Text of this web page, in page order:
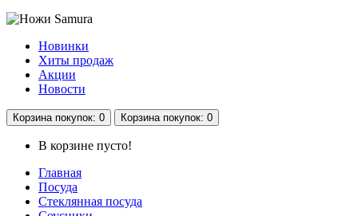
Новинки
Хиты продаж
Акции
Новости
Корзинапокупок: 0 Корзинапокупок: 0
В корзине пусто!
Главная
Посуда
Стеклянная посуда